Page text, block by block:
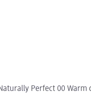
Perfect 00